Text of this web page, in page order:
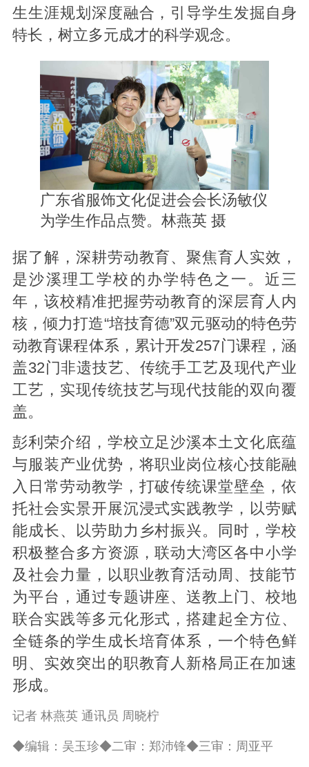
生生涯规划深度融合，引导学生发掘自身
特长，树立多元成才的科学观念。
广东省服饰文化促进会会长汤敏仪
为学生作品点赞。林燕英 摄
据了解，深耕劳动教育、聚焦育人实效，
是沙溪理工学校的办学特色之一。近三
年，该校精准把握劳动教育的深层育人内
核，倾力打造“培技育德”双元驱动的特色劳
动教育课程体系，累计开发257门课程，涵
盖32门非遗技艺、传统手工艺及现代产业
工艺，实现传统技艺与现代技能的双向覆
盖。
彭利荣介绍，学校立足沙溪本土文化底蕴
与服装产业优势，将职业岗位核心技能融
入日常劳动教学，打破传统课堂壁垒，依
托社会实景开展沉浸式实践教学，以劳赋
能成长、以劳助力乡村振兴。同时，学校
积极整合多方资源，联动大湾区各中小学
及社会力量，以职业教育活动周、技能节
为平台，通过专题讲座、送教上门、校地
联合实践等多元化形式，搭建起全方位、
全链条的学生成长培育体系，一个特色鲜
明、实效突出的职教育人新格局正在加速
形成。
记者 林燕英 通讯员 周晓柠
◆编辑：吴玉珍◆二审：郑沛锋◆三审：周亚平